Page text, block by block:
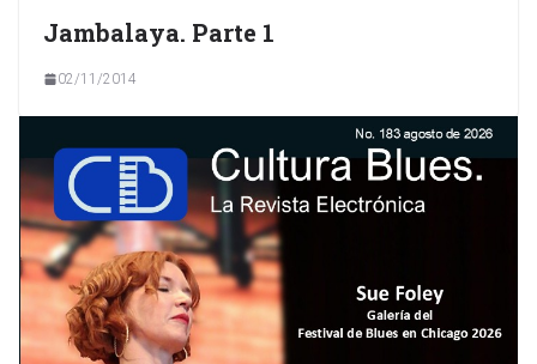
Jambalaya. Parte 1
02/11/2014